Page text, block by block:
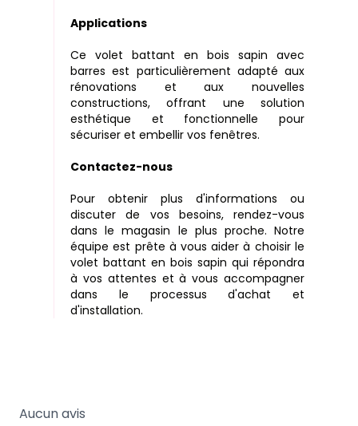
Applications
Ce volet battant en bois sapin avec
barres est particulièrement adapté aux
rénovations et aux nouvelles
constructions, offrant une solution
esthétique et fonctionnelle pour
sécuriser et embellir vos fenêtres.
Contactez-nous
Pour obtenir plus d'informations ou
discuter de vos besoins, rendez-vous
dans le magasin le plus proche. Notre
équipe est prête à vous aider à choisir le
volet battant en bois sapin qui répondra
à vos attentes et à vous accompagner
dans le processus d'achat et
d'installation.
Aucun avis